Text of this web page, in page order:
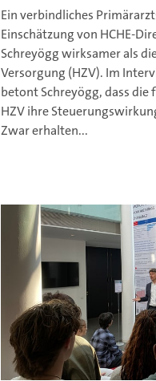
Ein verbindliches
Einschätzung von HCHE-
Schreyögg wirksamer als
Versorgung (HZV). Im
betont Schreyögg, dass
HZV ihre
Zwar erhalten...